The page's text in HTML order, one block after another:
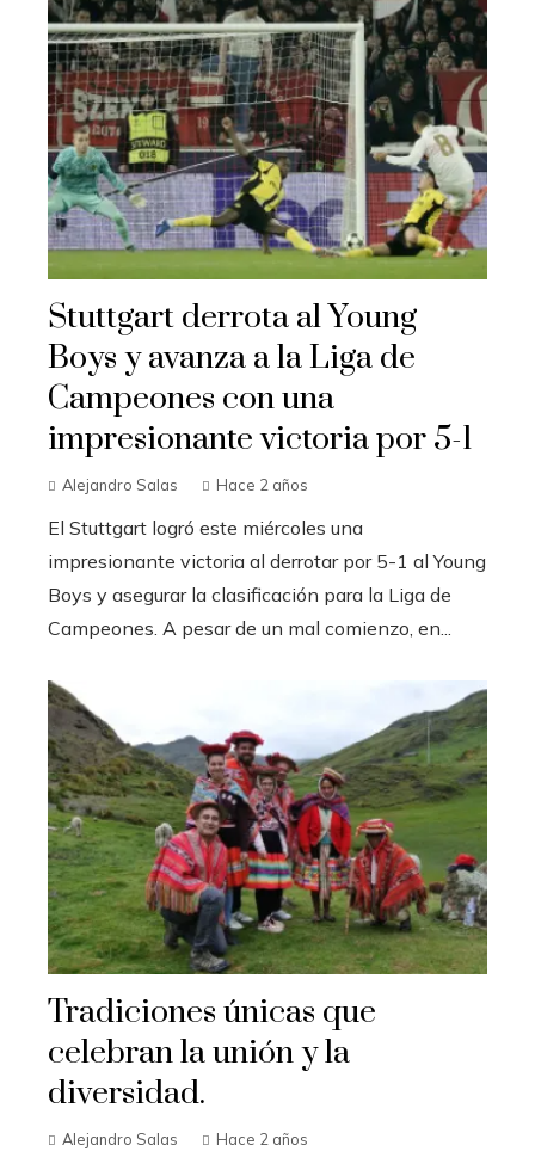
Stuttgart derrota al Young
Boys y avanza a la Liga de
Campeones con una
impresionante victoria por 5-1
Alejandro Salas Hace 2 años
El Stuttgart logró este miércoles una
impresionante victoria al derrotar por 5-1 al Young
Boys y asegurar la clasificación para la Liga de
Campeones. A pesar de un mal comienzo, en...
Tradiciones únicas que
celebran la unión y la
diversidad.
Alejandro Salas Hace 2 años